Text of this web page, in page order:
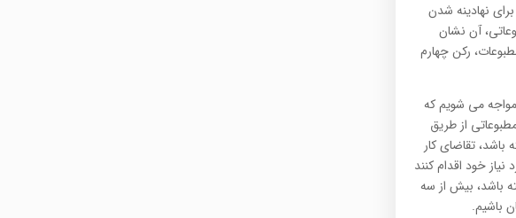
نهادینه شدن
آن نشان
رکن چهارم
می شویم که
از طریق
تقاضای کار
خود اقدام کنند
باشد، بیش از سه
باشیم.